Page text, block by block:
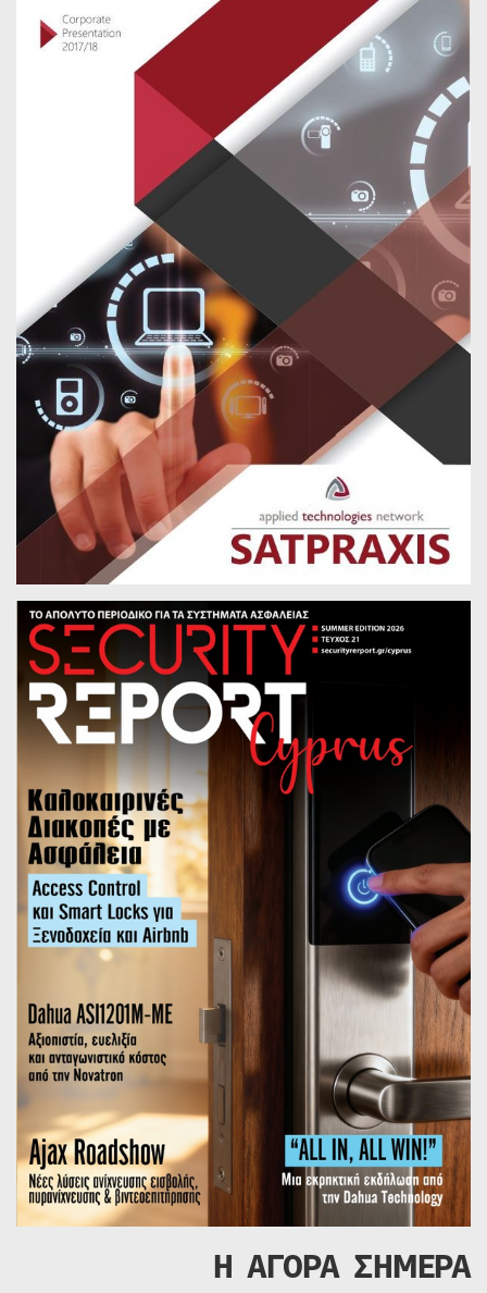
Η ΑΓΟΡΑ ΣΗΜΕΡΑ